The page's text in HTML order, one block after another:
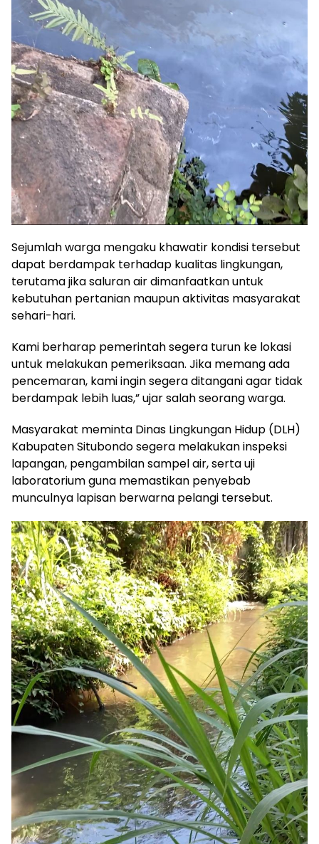
Sejumlah warga mengaku khawatir kondisi tersebut
dapat berdampak terhadap kualitas lingkungan,
terutama jika saluran air dimanfaatkan untuk
kebutuhan pertanian maupun aktivitas masyarakat
sehari-hari.
Kami berharap pemerintah segera turun ke lokasi
untuk melakukan pemeriksaan. Jika memang ada
pencemaran, kami ingin segera ditangani agar tidak
berdampak lebih luas,” ujar salah seorang warga.
Masyarakat meminta Dinas Lingkungan Hidup (DLH)
Kabupaten Situbondo segera melakukan inspeksi
lapangan, pengambilan sampel air, serta uji
laboratorium guna memastikan penyebab
munculnya lapisan berwarna pelangi tersebut.